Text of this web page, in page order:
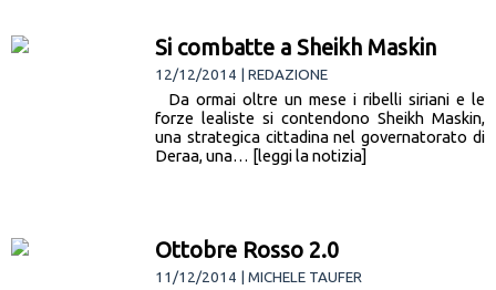
Si combatte a Sheikh Maskin
12/12/2014 | REDAZIONE
Da ormai oltre un mese i ribelli siriani e le
forze lealiste si contendono Sheikh Maskin,
una strategica cittadina nel governatorato di
Deraa, una… [leggi la notizia]
Ottobre Rosso 2.0
11/12/2014 | MICHELE TAUFER